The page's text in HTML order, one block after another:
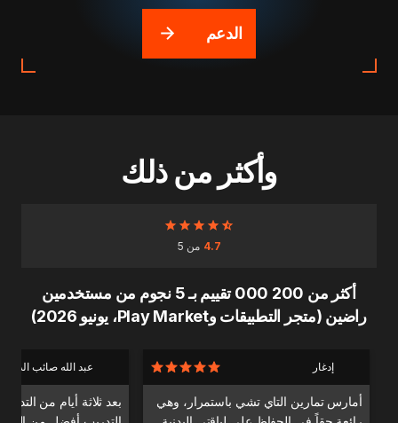
الدعم
وأكثر من ذلك
4.7 من 5
أكثر من 200 000 تقييم بـ 5 نجوم من مستخدمين
راضين (متجر التطبيقات وPlay Market، يونيو 2026)
إدغار
أمارس تمارين التاي تشي باستمرار، وهي
عبد الله صائب
بعد ثلاثة أيام من